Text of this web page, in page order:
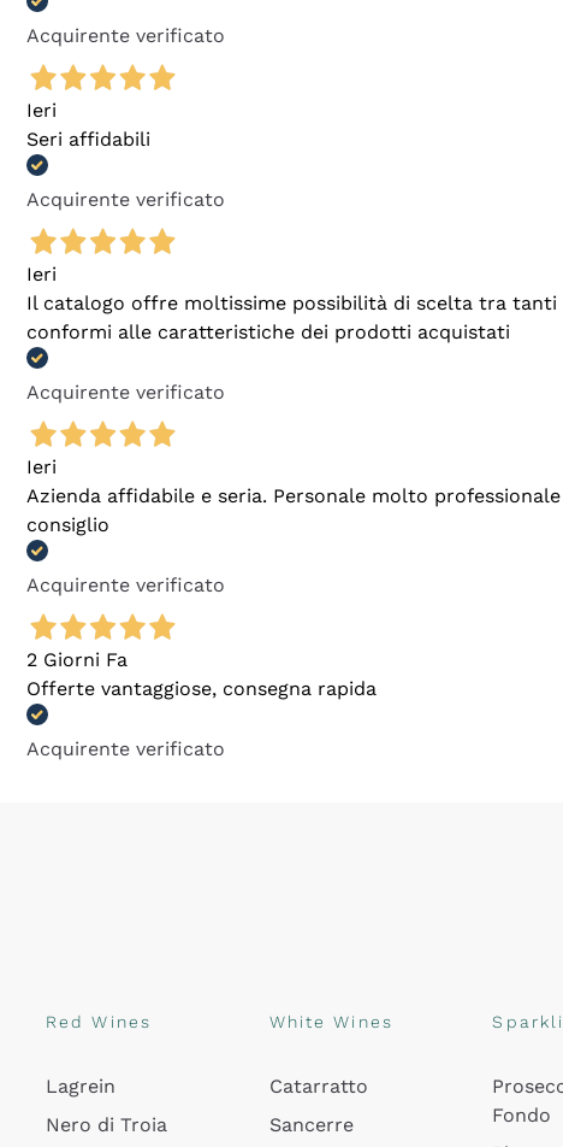
Acquirente verificato
Ieri
Seri affidabili
Acquirente verificato
Ieri
Il catalogo offre moltissime possibilità di scelta tra
conformi alle caratteristiche dei prodotti acquistati
Acquirente verificato
Ieri
Azienda affidabile e seria. Personale molto
consiglio
Acquirente verificato
2 Giorni Fa
Offerte vantaggiose, consegna rapida
Acquirente verificato
Red Wines
Lagrein
Nero di Troia
White Wines
Catarratto
Sancerre
Fondo